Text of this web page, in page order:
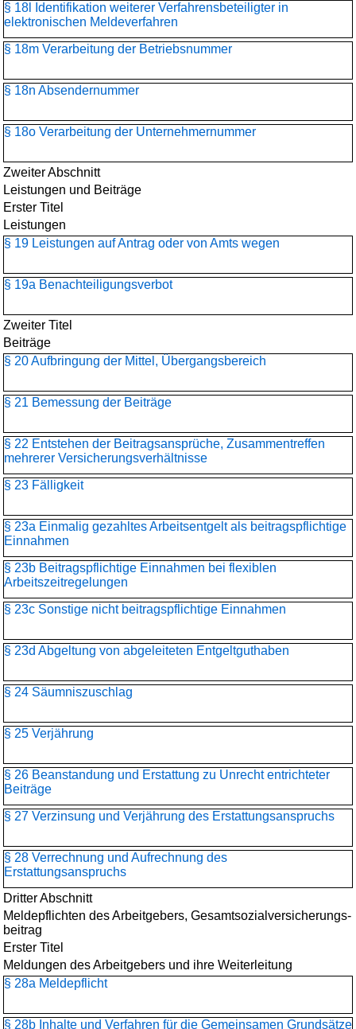
§ 18l Identifikation weiterer Verfahrensbeteiligter in
elektronischen Meldeverfahren
§ 18m Verarbeitung der Betriebsnummer
§ 18n Absendernummer
§ 18o Verarbeitung der Unternehmernummer
Zweiter Abschnitt
Leistungen und Beiträge
Erster Titel
Leistungen
§ 19 Leistungen auf Antrag oder von Amts wegen
§ 19a Benachteiligungsverbot
Zweiter Titel
Beiträge
§ 20 Aufbringung der Mittel, Übergangsbereich
§ 21 Bemessung der Beiträge
§ 22 Entstehen der Beitragsansprüche, Zusammentreffen
mehrerer Versicherungsverhältnisse
§ 23 Fälligkeit
§ 23a Einmalig gezahltes Arbeitsentgelt als beitragspflichtige
Einnahmen
§ 23b Beitragspflichtige Einnahmen bei flexiblen
Arbeitszeitregelungen
§ 23c Sonstige nicht beitragspflichtige Einnahmen
§ 23d Abgeltung von abgeleiteten Entgeltguthaben
§ 24 Säumniszuschlag
§ 25 Verjährung
§ 26 Beanstandung und Erstattung zu Unrecht entrichteter
Beiträge
§ 27 Verzinsung und Verjährung des Erstattungsanspruchs
§ 28 Verrechnung und Aufrechnung des
Erstattungsanspruchs
Dritter Abschnitt
Meldepflichten des Arbeitgebers, Gesamtsozialversicherungs­
beitrag
Erster Titel
Meldungen des Arbeitgebers und ihre Weiterleitung
§ 28a Meldepflicht
§ 28b Inhalte und Verfahren für die Gemeinsamen Grundsätze